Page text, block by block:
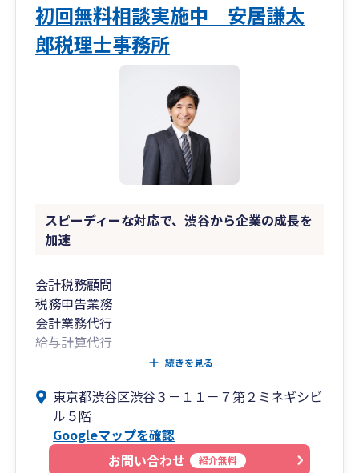
初回無料相談実施中 安居謙太
郎税理士事務所
スピーディーな対応で、渋谷から企業の成長を
加速
会計税務顧問
税務申告業務
会計業務代行
給与計算代行
新規事業・会社設立支援続きを見る
東京都渋谷区渋谷３－１１－７第２ミネギシビ
ル５階
Googleマップを確認
お問い合わせ
紹介無料